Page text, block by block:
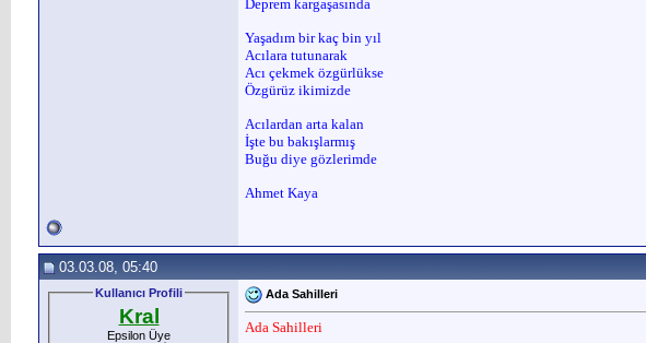
Deprem kargaşasında
Yaşadım bir kaç bin yıl
Acılara tutunarak
Acı çekmek özgürlükse
Özgürüz ikimizde
Acılardan arta kalan
İşte bu bakışlarmış
Buğu diye gözlerimde
Ahmet Kaya
03.03.08, 05:40
Kullanıcı Profili
Kral
Epsilon Üye
Ada Sahilleri
Ada Sahilleri